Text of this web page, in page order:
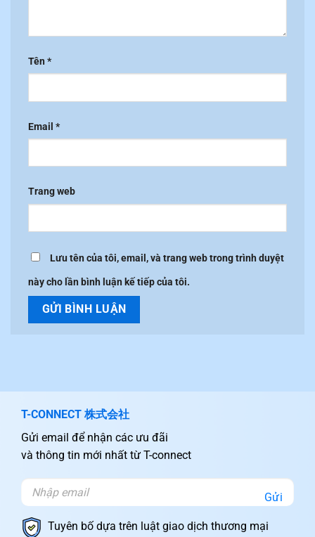
Tên*
Email *
Trang web
Lưu tên của tôi, email, và trang web trong trình duyệt
này cho lần bình luận kế tiếp của tôi.
T-CONNECT 株式会社
Gửi email để nhận các ưu đãi
và thông tin mới nhất từ T-connect
Gửi
Tuyên bố dựa trên luật giao dịch thương mại